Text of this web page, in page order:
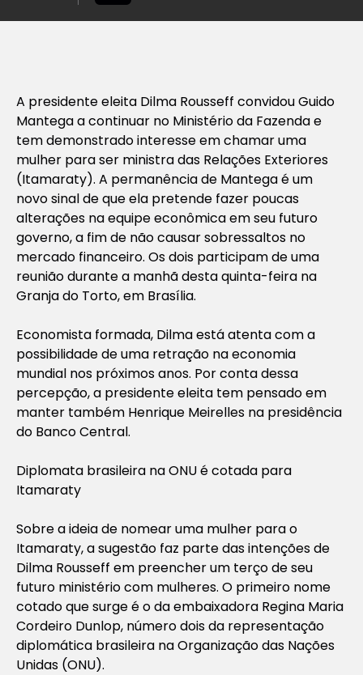
A presidente eleita Dilma Rousseff convidou Guido
Mantega a continuar no Ministério da Fazenda e
tem demonstrado interesse em chamar uma
mulher para ser ministra das Relações Exteriores
(Itamaraty). A permanência de Mantega é um
novo sinal de que ela pretende fazer poucas
alterações na equipe econômica em seu futuro
governo, a fim de não causar sobressaltos no
mercado financeiro. Os dois participam de uma
reunião durante a manhã desta quinta-feira na
Granja do Torto, em Brasília.
Economista formada, Dilma está atenta com a
possibilidade de uma retração na economia
mundial nos próximos anos. Por conta dessa
percepção, a presidente eleita tem pensado em
manter também Henrique Meirelles na presidência
do Banco Central.
Diplomata brasileira na ONU é cotada para
Itamaraty
Sobre a ideia de nomear uma mulher para o
Itamaraty, a sugestão faz parte das intenções de
Dilma Rousseff em preencher um terço de seu
futuro ministério com mulheres. O primeiro nome
cotado que surge é o da embaixadora Regina Maria
Cordeiro Dunlop, número dois da representação
diplomática brasileira na Organização das Nações
Unidas (ONU).